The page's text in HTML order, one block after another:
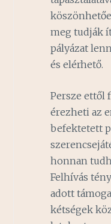
meg tudják
pályázat
és elérhető.
Persze ettől
érezheti az
befektetett
honnan
Felhívás
adott
kétségek